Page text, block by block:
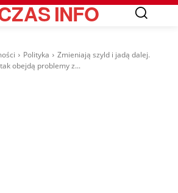
INFO
Polityka
Zmieniają szyld i jadą dalej.
obejdą problemy z...